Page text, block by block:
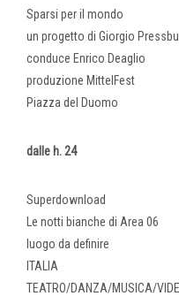
Sparsi per il mondo
un progetto di Giorgio
conduce Enrico Deaglio
produzione MittelFest
Piazza del Duomo
dalle h. 24
Superdownload
Le notti bianche di Area 06
luogo da definire
ITALIA
TEATRO/DANZA/MUSICA/